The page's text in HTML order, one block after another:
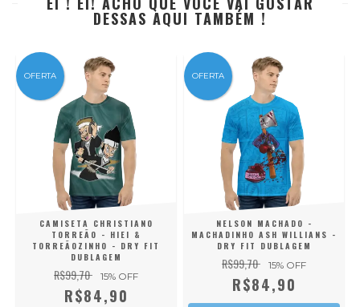
DESSAS AQUI TAMBÉM !
OFERTA
CAMISETA CHRISTIANO
TORREÃO - HIEI &
TORREÃOZINHO - DRY FIT
DUBLAGEM
R$99,70 15% OFF
R$84,90
OFERTA
NELSON MACHADO -
MACHADINHO ASH WILLIANS -
DRY FIT DUBLAGEM
R$99,70 15% OFF
R$84,90